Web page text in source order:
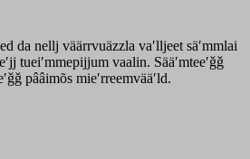
da nellj väärrvuäzzla vaʹlljeet säʹmmlai
tueiʹmmepijjum vaalin. Sääʹmteeʹǧǧ
pââimõs mieʹrreemvääʹld.